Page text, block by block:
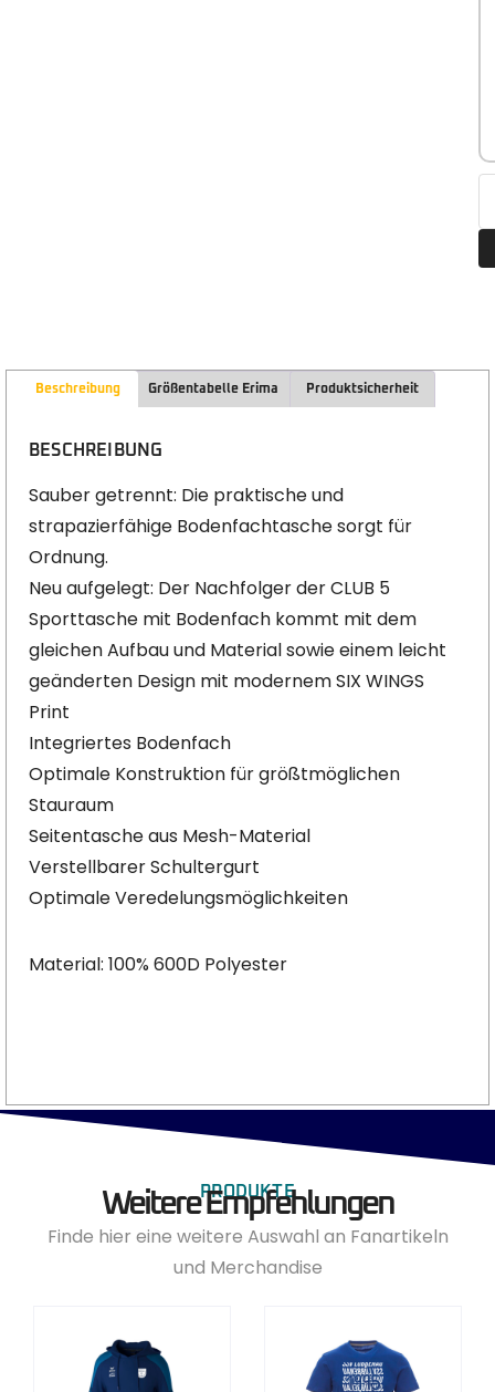
Beschreibung Größentabelle Erima Produktsicherheit
BESCHREIBUNG
Sauber getrennt: Die praktische und
strapazierfähige Bodenfachtasche sorgt für
Ordnung.
Neu aufgelegt: Der Nachfolger der CLUB 5
Sporttasche mit Bodenfach kommt mit dem
gleichen Aufbau und Material sowie einem leicht
geänderten Design mit modernem SIX WINGS
Print
Integriertes Bodenfach
Optimale Konstruktion für größtmöglichen
Stauraum
Seitentasche aus Mesh-Material
Verstellbarer Schultergurt
Optimale Veredelungsmöglichkeiten
Material: 100% 600D Polyester
PRODUKTE
Weitere Empfehlungen
Finde hier eine weitere Auswahl an Fanartikeln
und Merchandise